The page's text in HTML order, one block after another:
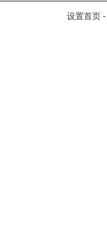
设置首页 -